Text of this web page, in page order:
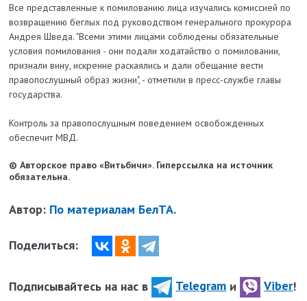
Все представленные к помилованию лица изучались комиссией по
возвращению беглых под руководством генерального прокурора
Андрея Шведа. "Всеми этими лицами соблюдены обязательные
условия помилования - они подали ходатайство о помиловании,
признали вину, искренне раскаялись и дали обещание вести
правопослушный образ жизни", - отметили в пресс-службе главы
государства.
Контроль за правопослушным поведением освобожденных
обеспечит МВД.
© Авторское право «Витьбичи». Гиперссылка на источник
обязательна.
Автор: По материалам БелТА.
Поделиться:
Подписывайтесь на нас в Telegram и Viber!